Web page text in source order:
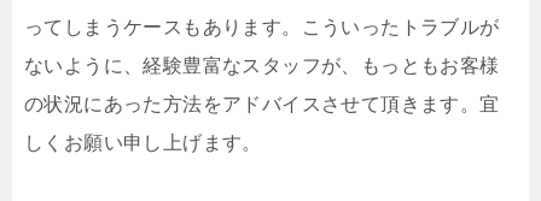
ってしまうケースもあります。こういったトラブルが
ないように、経験豊富なスタッフが、もっともお客様
の状況にあった方法をアドバイスさせて頂きます。宜
しくお願い申し上げます。